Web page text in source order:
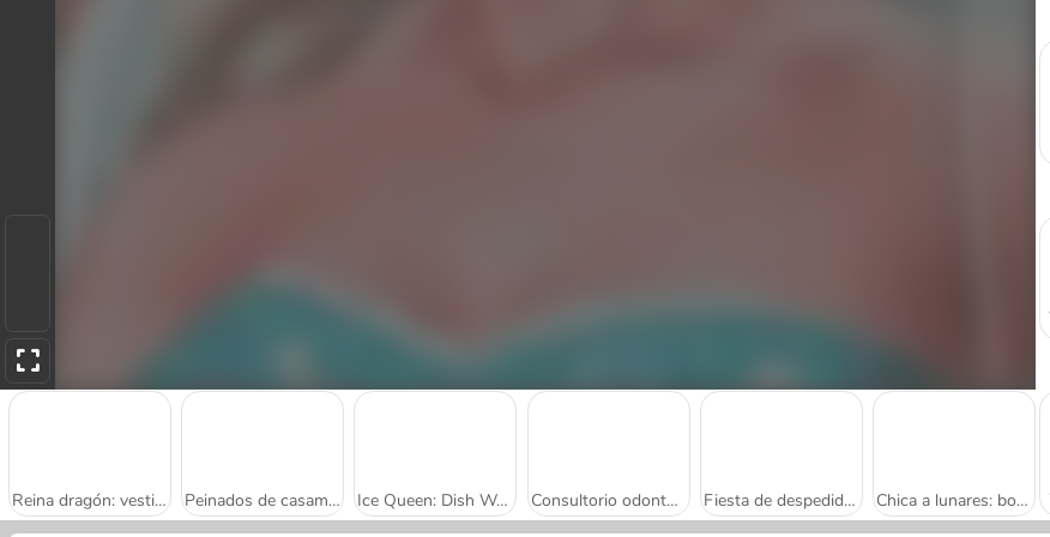
Reina dragón: vestido de bodas Peinados de casamiento para la princesa Ice Queen: Dish Washing Consultorio odontológico Fiesta de despedida de soltera real Chica a lunares: boda en ruinas